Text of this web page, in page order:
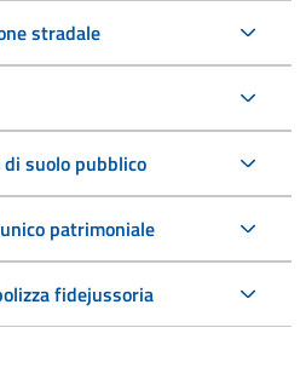
stradale
suolo pubblico
patrimoniale
fidejussoria